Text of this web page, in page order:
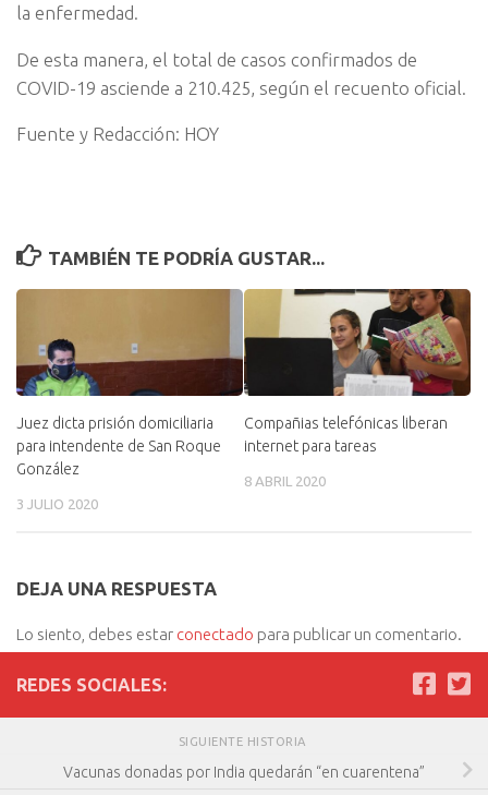
la enfermedad.
De esta manera, el total de casos confirmados de
COVID-19 asciende a 210.425, según el recuento oficial.
Fuente y Redacción: HOY
TAMBIÉN TE PODRÍA GUSTAR...
Juez dicta prisión domiciliaria
para intendente de San Roque
González
3 JULIO 2020
Compañias telefónicas liberan
internet para tareas
8 ABRIL 2020
DEJA UNA RESPUESTA
Lo siento, debes estar conectado para publicar un comentario.
REDES SOCIALES:
SIGUIENTE HISTORIA
Vacunas donadas por India quedarán “en cuarentena”